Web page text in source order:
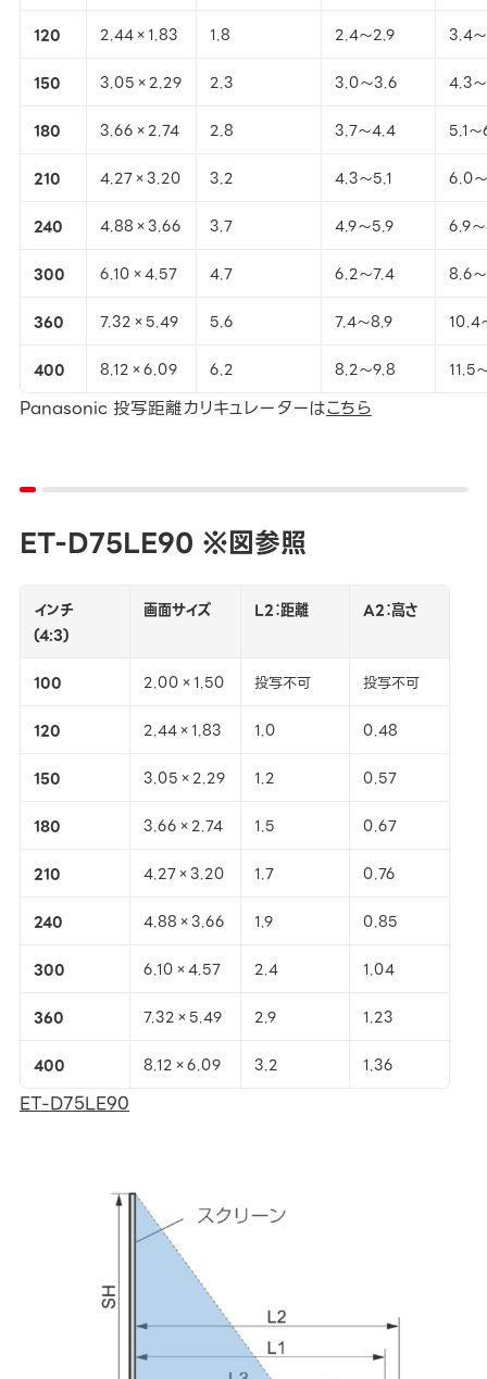
120 2.44×1.83 1.8 2.4～2.9 3.4
150 3.05×2.29 2.3 3.0～3.6 4.3
180 3.66×2.74 2.8 3.7～4.4 5.1
210 4.27×3.20 3.2 4.3～5.1 6.0
240 4.88×3.66 3.7 4.9～5.9 6.9
300 6.10×4.57 4.7 6.2～7.4 8.6～
360 7.32×5.49 5.6 7.4～8.9 10.4
400 8.12×6.09 6.2 8.2～9.8 11.5
Panasonic 投写距離カリキュレーターはこちら
ET-D75LE90 ※図参照
インチ
(4:3)
画面サイズ L2：距離 A2：高さ
100 2.00×1.50 投写不可 投写不可
120 2.44×1.83 1.0 0.48
150 3.05×2.29 1.2 0.57
180 3.66×2.74 1.5 0.67
210 4.27×3.20 1.7 0.76
240 4.88×3.66 1.9 0.85
300 6.10×4.57 2.4 1.04
360 7.32×5.49 2.9 1.23
400 8.12×6.09 3.2 1.36
ET-D75LE90